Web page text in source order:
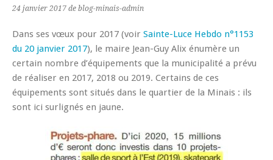
24 janvier 2017 de blog-minais-admin
Dans ses vœux pour 2017 (voir Sainte-Luce Hebdo n°1153
du 20 janvier 2017), le maire Jean-Guy Alix énumère un
certain nombre d’équipements que la municipalité a prévu
de réaliser en 2017, 2018 ou 2019. Certains de ces
équipements sont situés dans le quartier de la Minais : ils
sont ici surlignés en jaune.